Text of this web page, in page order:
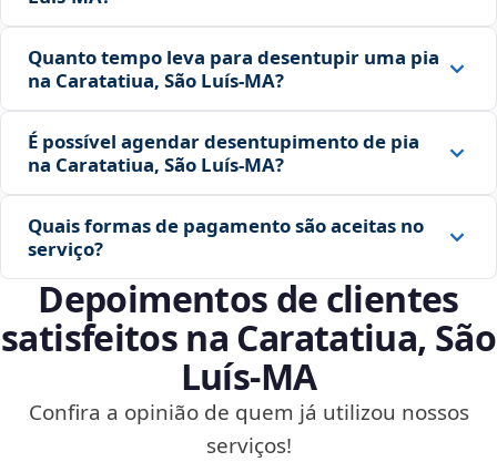
Quanto tempo leva para desentupir uma pia
na Caratatiua, São Luís‑MA?
É possível agendar desentupimento de pia
na Caratatiua, São Luís‑MA?
Quais formas de pagamento são aceitas no
serviço?
Depoimentos de clientes
satisfeitos na Caratatiua, São
Luís‑MA
Confira a opinião de quem já utilizou nossos
serviços!